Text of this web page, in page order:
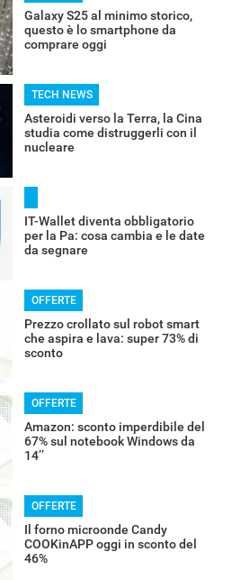
Galaxy S25 al minimo storico,
questo è lo smartphone da
comprare oggi
TECH NEWS
Asteroidi verso la Terra, la Cina
studia come distruggerli con il
nucleare
IT-Wallet diventa obbligatorio
per la Pa: cosa cambia e le date
da segnare
OFFERTE
Prezzo crollato sul robot smart
che aspira e lava: super 73% di
sconto
OFFERTE
Amazon: sconto imperdibile del
67% sul notebook Windows da
14’’
OFFERTE
Il forno microonde Candy
COOKinAPP oggi in sconto del
46%